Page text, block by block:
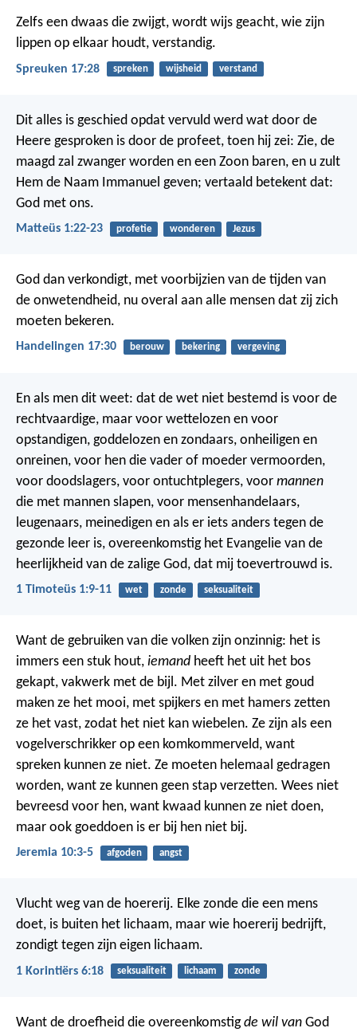
Zelfs een dwaas die zwijgt, wordt wijs geacht, wie zijn
lippen op elkaar houdt, verstandig.
Spreuken 17:28 spreken wijsheid verstand
Dit alles is geschied opdat vervuld werd wat door de
Heere gesproken is door de profeet, toen hij zei: Zie, de
maagd zal zwanger worden en een Zoon baren, en u zult
Hem de Naam Immanuel geven; vertaald betekent dat:
God met ons.
Matteüs 1:22-23 profetie wonderen Jezus
God dan verkondigt, met voorbijzien van de tijden van
de onwetendheid, nu overal aan alle mensen dat zij zich
moeten bekeren.
Handelingen 17:30 berouw bekering vergeving
En als men dit weet: dat de wet niet bestemd is voor de
rechtvaardige, maar voor wettelozen en voor
opstandigen, goddelozen en zondaars, onheiligen en
onreinen, voor hen die vader of moeder vermoorden,
voor doodslagers, voor ontuchtplegers, voor mannen
die met mannen slapen, voor mensenhandelaars,
leugenaars, meinedigen en als er iets anders tegen de
gezonde leer is, overeenkomstig het Evangelie van de
heerlijkheid van de zalige God, dat mij toevertrouwd is.
1 Timoteüs 1:9-11 wet zonde seksualiteit
Want de gebruiken van die volken zijn onzinnig: het is
immers een stuk hout, iemand heeft het uit het bos
gekapt, vakwerk met de bijl. Met zilver en met goud
maken ze het mooi, met spijkers en met hamers zetten
ze het vast, zodat het niet kan wiebelen. Ze zijn als een
vogelverschrikker op een komkommerveld, want
spreken kunnen ze niet. Ze moeten helemaal gedragen
worden, want ze kunnen geen stap verzetten. Wees niet
bevreesd voor hen, want kwaad kunnen ze niet doen,
maar ook goeddoen is er bij hen niet bij.
Jeremia 10:3-5 afgoden angst
Vlucht weg van de hoererij. Elke zonde die een mens
doet, is buiten het lichaam, maar wie hoererij bedrijft,
zondigt tegen zijn eigen lichaam.
1 Korintiërs 6:18 seksualiteit lichaam zonde
Want de droefheid die overeenkomstigde wil van God